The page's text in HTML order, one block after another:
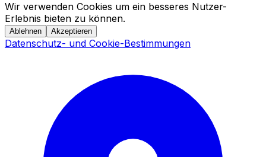
Wir verwenden Cookies um ein besseres Nutzer-
Erlebnis bieten zu können.
Ablehnen Akzeptieren
Datenschutz- und Cookie-Bestimmungen